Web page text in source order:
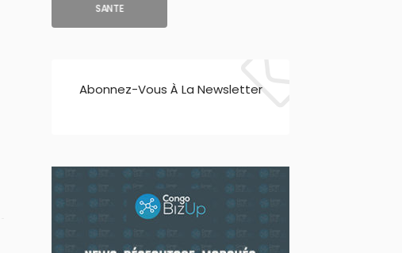
SANTE
Abonnez-Vous À La Newsletter